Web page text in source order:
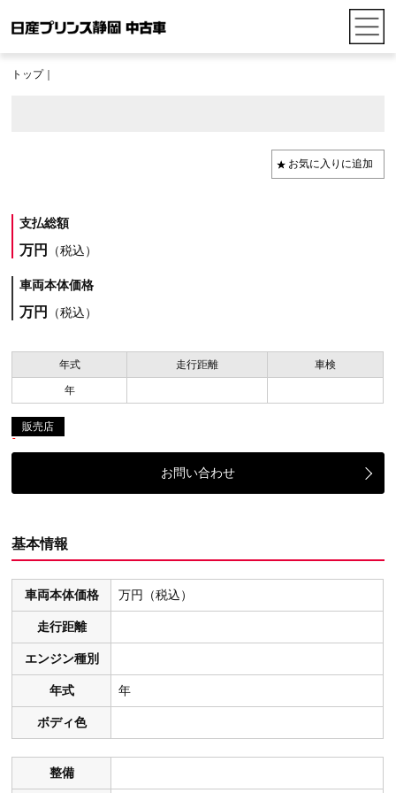
トップ｜
支払総額
万円 （税込）
車両本体価格
万円 （税込）
年式 走行距離 車検
年
販売店
お問い合わせ
基本情報
車両本体価格 万円（税込）
走行距離
エンジン種別
年式 年
ボディ色
整備